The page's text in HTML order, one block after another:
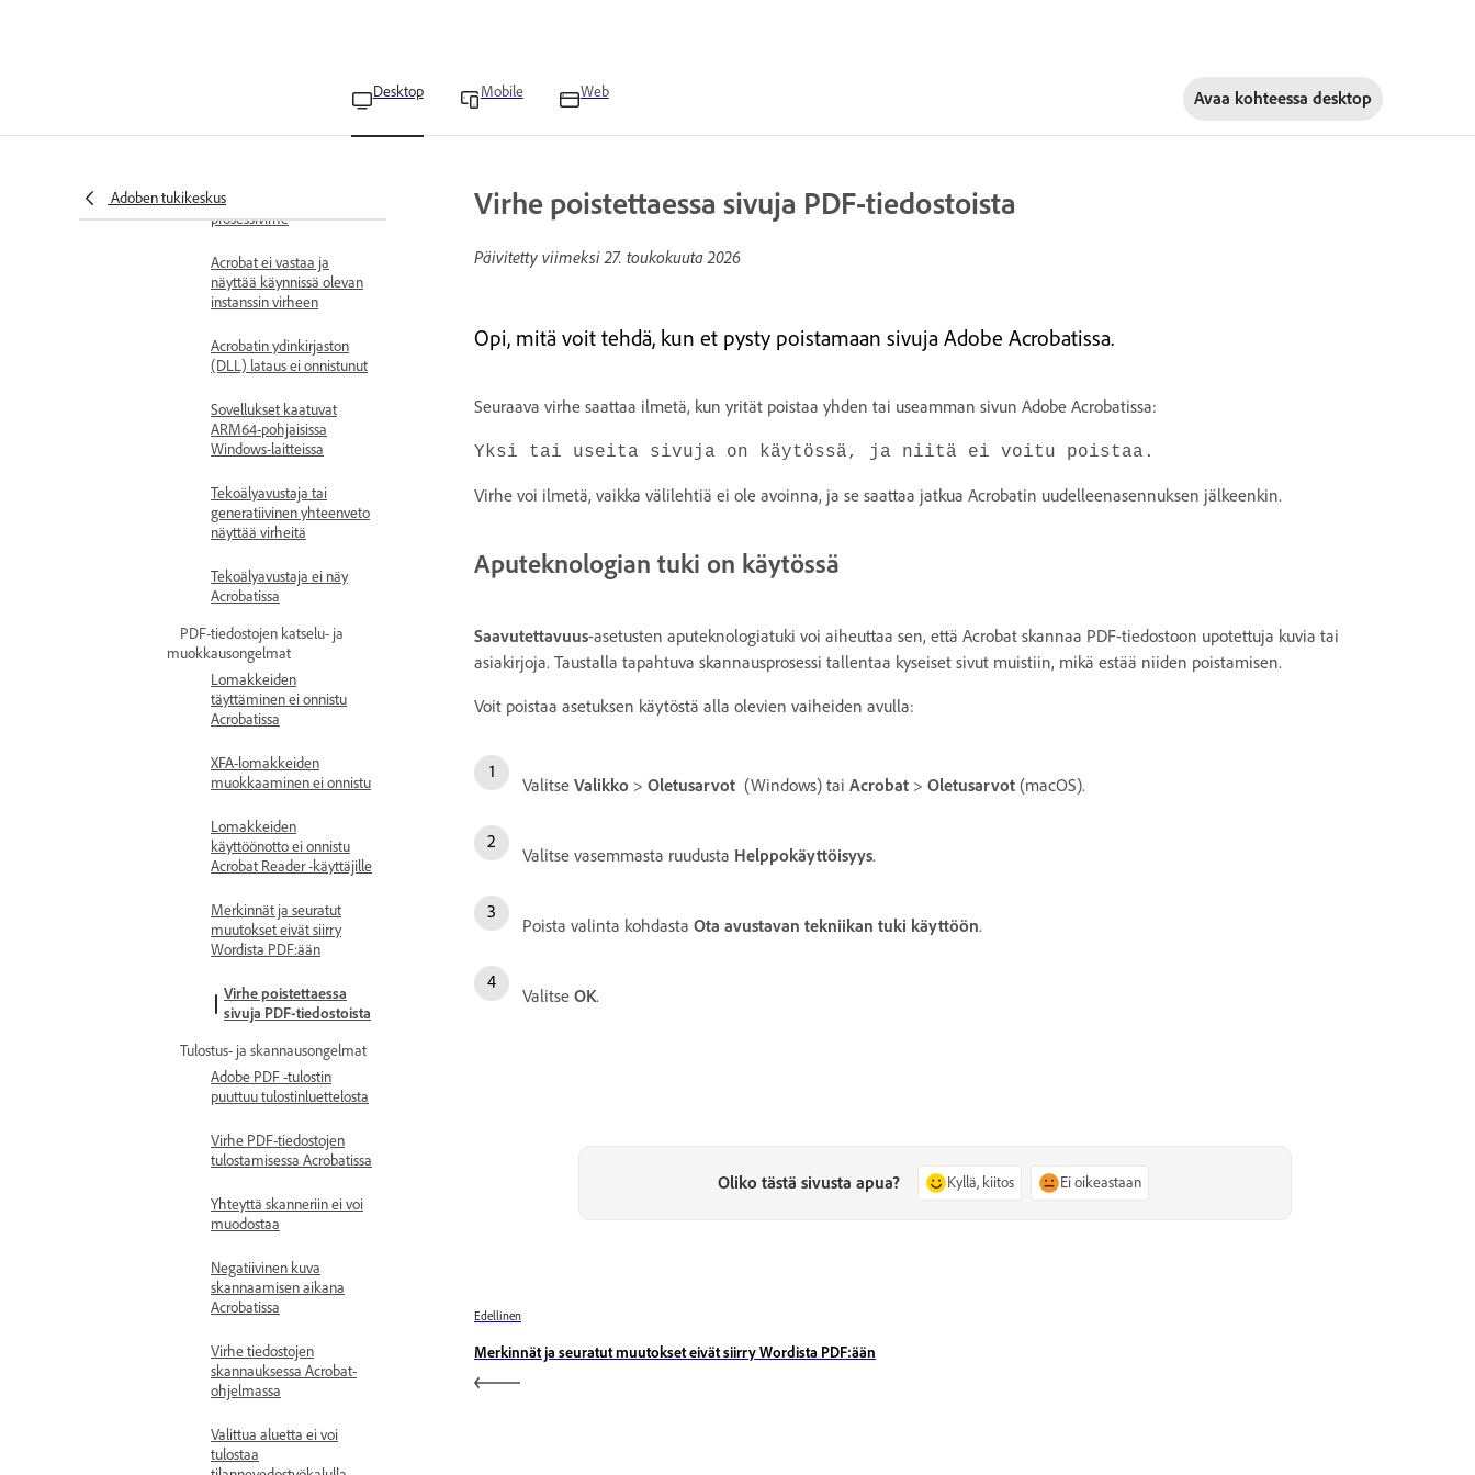
Desktop Mobile Web Avaa kohteessa desktop
Adoben tukikeskus
sisäänkirjautumisvirheitä
AcroCEF- ja RdrCEF-
prosessivirhe
Acrobat ei vastaa ja
näyttää käynnissä olevan
instanssin virheen
Acrobatin ydinkirjaston
(DLL) lataus ei onnistunut
Sovellukset kaatuvat
ARM64-pohjaisissa
Windows-laitteissa
Tekoälyavustaja tai
generatiivinen yhteenveto
näyttää virheitä
Tekoälyavustaja ei näy
Acrobatissa
PDF-tiedostojen katselu- ja
muokkausongelmat
Lomakkeiden
täyttäminen ei onnistu
Acrobatissa
XFA-lomakkeiden
muokkaaminen ei onnistu
Lomakkeiden
käyttöönotto ei onnistu
Acrobat Reader -käyttäjille
Merkinnät ja seuratut
muutokset eivät siirry
Wordista PDF:ään
Virhe poistettaessa
sivuja PDF-tiedostoista
Tulostus- ja skannausongelmat
Adobe PDF -tulostin
puuttuu tulostinluettelosta
Virhe PDF-tiedostojen
tulostamisessa Acrobatissa
Yhteyttä skanneriin ei voi
muodostaa
Negatiivinen kuva
skannaamisen aikana
Acrobatissa
Virhe tiedostojen
skannauksessa Acrobat-
ohjelmassa
Valittua aluetta ei voi
tulostaa
Virhe poistettaessa sivuja PDF-tiedostoista
Päivitetty viimeksi27. toukokuuta 2026
Opi, mitä voit tehdä, kun et pysty poistamaan sivuja Adobe Acrobatissa.
Seuraava virhe saattaa ilmetä, kun yrität poistaa yhden tai useamman sivun Adobe Acrobatissa:
Yksi tai useita sivuja on käytössä, ja niitä ei voitu poistaa.
Virhe voi ilmetä, vaikka välilehtiä ei ole avoinna, ja se saattaa jatkua Acrobatin uudelleenasennuksen jälkeenkin.
Aputeknologian tuki on käytössä
Saavutettavuus-asetusten aputeknologiatuki voi aiheuttaa sen, että Acrobat skannaa PDF-tiedostoon upotettuja kuvia tai
asiakirjoja. Taustalla tapahtuva skannausprosessi tallentaa kyseiset sivut muistiin, mikä estää niiden poistamisen.
Voit poistaa asetuksen käytöstä alla olevien vaiheiden avulla:
Valitse Valikko > Oletusarvot (Windows) tai Acrobat > Oletusarvot (macOS).
Valitse vasemmasta ruudusta Helppokäyttöisyys.
Poista valinta kohdasta Ota avustavan tekniikan tuki käyttöön.
Valitse OK.
Oliko tästä sivusta apua? Kyllä, kiitos Ei oikeastaan
Edellinen
Merkinnät ja seuratut muutokset eivät siirry Wordista PDF:ään